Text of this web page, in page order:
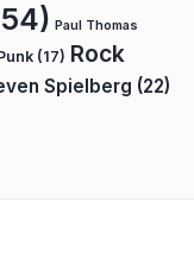
Paul Thomas
(17) Rock
Spielberg (22)